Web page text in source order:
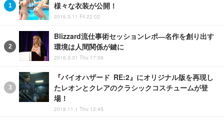
様々な衣装が公開！
2016.3.11 Fri 22:02
Blizzard流仕事術セッションレポ―名作を創り出す
環境は人間関係が鍵に
2016.3.31 Thu 17:59
『バイオハザード RE:2』にオリジナル版を再現し
たレオンとクレアのクラシックコスチュームが登
場！
2018.11.1 Thu 12:45